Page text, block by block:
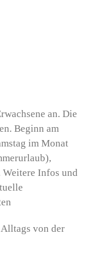
an. Die
Beginn am
im Monat
Weitere Infos und
Alltags von der